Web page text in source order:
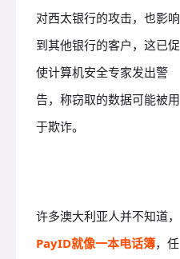
对西太银行的攻击，也影响
到其他银行的客户，这已促
使计算机安全专家发出警
告，称窃取的数据可能被用
于欺诈。
许多澳大利亚人并不知道，
PayID就像一本电话簿，任